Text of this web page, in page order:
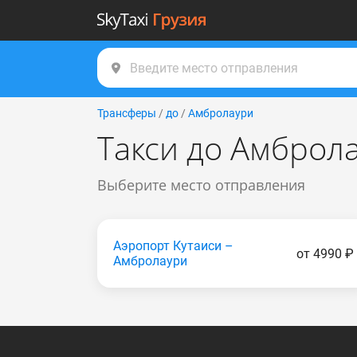
Трансферы / до / Амбролаури
Такси до
Выберите место отправления
Аэропорт Кутаиси –
Амбролаури
от 4990 ₽